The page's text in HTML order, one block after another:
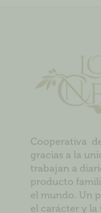
Cooperativa
gracias a la
trabajan a
producto
el mundo. Un
el carácter y